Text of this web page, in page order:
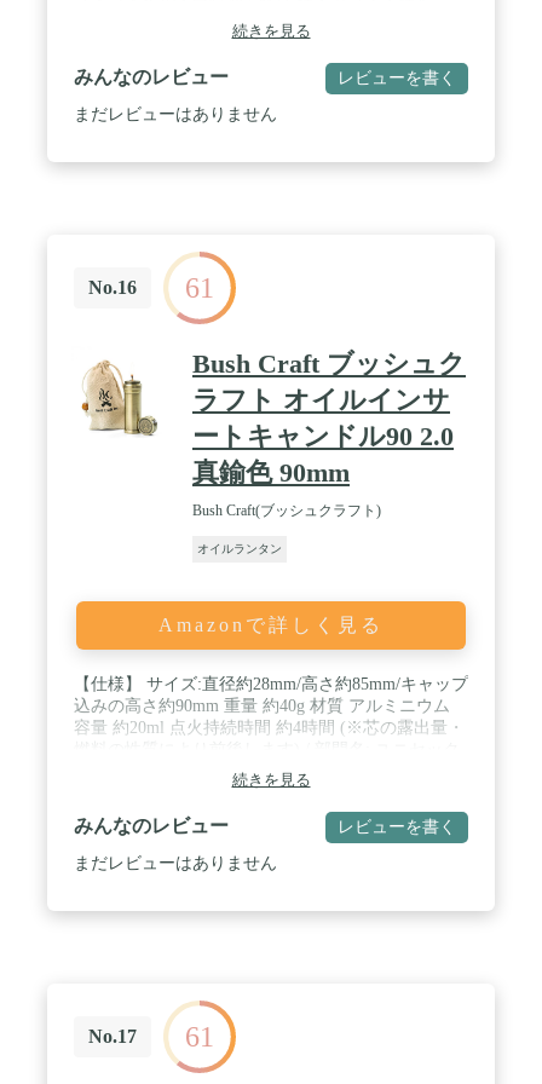
続きを見る
みんなのレビュー レビューを書く
まだレビューはありません
No.16 61
Bush Craft ブッシュク
ラフト オイルインサ
ートキャンドル90 2.0
真鍮色 90mm
Bush Craft(ブッシュクラフト)
オイルランタン
Amazonで詳しく見る
【仕様】 サイズ:直径約28mm/高さ約85mm/キャップ
込みの高さ約90mm 重量 約40g 材質 アルミニウム
容量 約20ml 点火持続時間 約4時間 (※芯の露出量・
ス大人 / 発売年・モデルイヤー: 2021 / 生産国:中国
続きを見る
みんなのレビュー レビューを書く
まだレビューはありません
No.17 61